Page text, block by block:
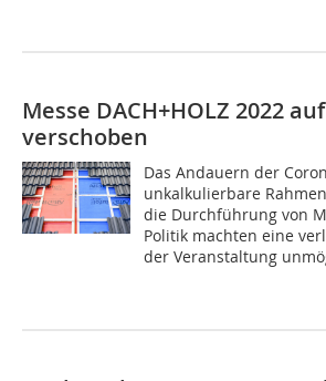
Messe DACH+HOLZ 2022
verschoben
Das Andauern der
unkalkulierbare
die Durchführung von
Politik machten eine
der Veranstaltung